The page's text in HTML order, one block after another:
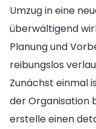
Umzug in eine
überwältigend
Planung und
reibungslos
Zunächst einmal
der Organisation
erstelle einen